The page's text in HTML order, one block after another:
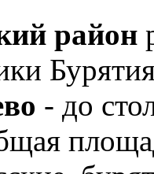
район
- до